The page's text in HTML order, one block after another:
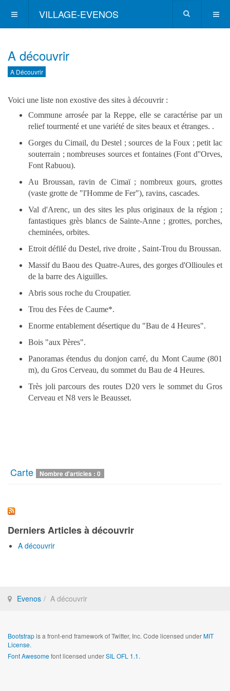
VILLAGE-EVENOS
A découvrir
A Découvrir
Voici une liste non exostive des sites à découvrir :
Commune arrosée par la Reppe, elle se caractérise par un
relief tourmenté et une variété de sites beaux et étranges. .
Gorges du Cimail, du Destel ; sources de la Foux ; petit lac
souterrain ; nombreuses sources et fontaines (Font d''Orves,
Font Rabuou).
Au Broussan, ravin de Cimaï ; nombreux gours, grottes
(vaste grotte de "l'Homme de Fer"), ravins, cascades.
Val d'Arenc, un des sites les plus originaux de la région ;
fantastiques grès blancs de Sainte-Anne ; grottes, porches,
cheminées, orbites.
Etroit défilé du Destel, rive droite , Saint-Trou du Broussan.
Massif du Baou des Quatre-Aures, des gorges d'Ollioules et
de la barre des Aiguilles.
Abris sous roche du Croupatier.
Trou des Fées de Caume*.
Enorme entablement désertique du "Bau de 4 Heures".
Bois "aux Pères".
Panoramas étendus du donjon carré, du Mont Caume (801
m), du Gros Cerveau, du sommet du Bau de 4 Heures.
Très joli parcours des routes D20 vers le sommet du Gros
Cerveau et N8 vers le Beausset.
Carte Nombre d'articles : 0
Derniers Articles à découvrir
A découvrir
Evenos A découvrir
Bootstrapis a front-end framework of Twitter, Inc. Code licensed underMIT
License.
Font Awesomefont licensed underSIL OFL 1.1.